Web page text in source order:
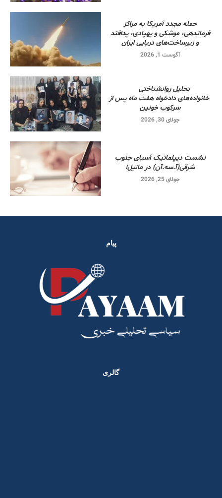
حمله مجدد آمریکا به مراکز
فرماندهی، موشکی و پهپادی، پدافند
و زیرساخت‌های دریایی ایران
آگوست 1, 2026
تحلیل روانشناختی
خانواده‌های دادخواه هفت ماه پس از
سرکوب خونین
جولای 30, 2026
نشست دیپلماتیک آسیای جنوب
شرقی‌(آ.سه.آن) در مانیل!
جولای 25, 2026
پیام
گالری